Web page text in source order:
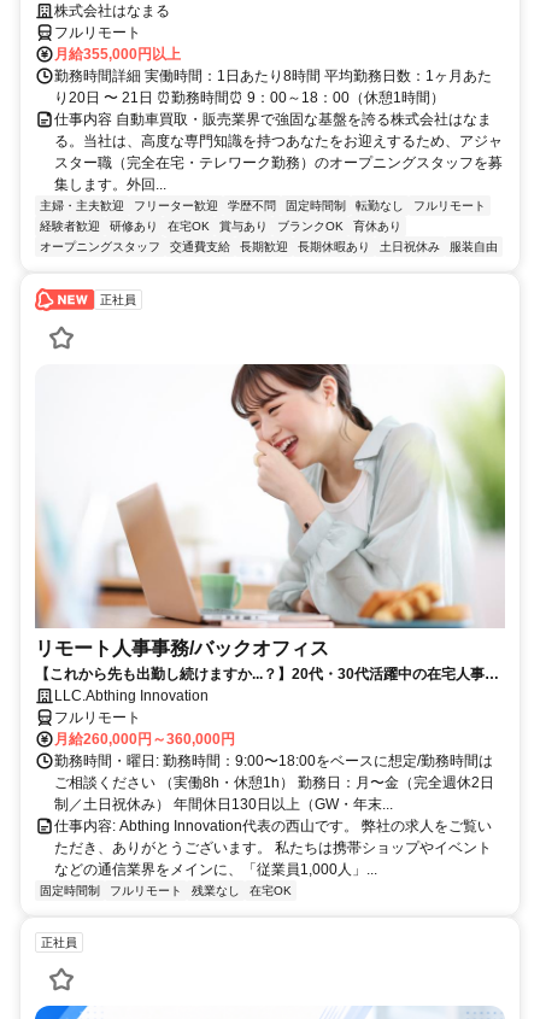
株式会社はなまる
フルリモート
月給355,000円以上
勤務時間詳細 実働時間：1日あたり8時間 平均勤務日数：1ヶ月あた
り20日 〜 21日 ⏰勤務時間⏰ 9：00～18：00（休憩1時間）
仕事内容 自動車買取・販売業界で強固な基盤を誇る株式会社はなま
る。当社は、高度な専門知識を持つあなたをお迎えするため、アジャ
スター職（完全在宅・テレワーク勤務）のオープニングスタッフを募
集します。外回...
主婦・主夫歓迎 フリーター歓迎 学歴不問 固定時間制 転勤なし
フルリモート
経験者歓迎
研修あり 在宅OK 賞与あり ブランクOK
育休あり
オープニングスタッフ
交通費支給 長期歓迎 長期休暇あり 土日祝休み 服装自由
正社員
リモート人事事務/バックオフィス
【これから先も出勤し続けますか...？】20代・30代活躍中の在宅人事ポ
ジション
LLC.Abthing Innovation
フルリモート
月給260,000円～360,000円
勤務時間・曜日: 勤務時間：9:00〜18:00をベースに想定/勤務時間は
ご相談ください （実働8h・休憩1h） 勤務日：月〜金（完全週休2日
制／土日祝休み） 年間休日130日以上（GW・年末...
仕事内容: Abthing Innovation代表の西山です。 弊社の求人をご覧い
ただき、ありがとうございます。 私たちは携帯ショップやイベント
などの通信業界をメインに、「従業員1,000人」...
固定時間制 フルリモート 残業なし 在宅OK
正社員